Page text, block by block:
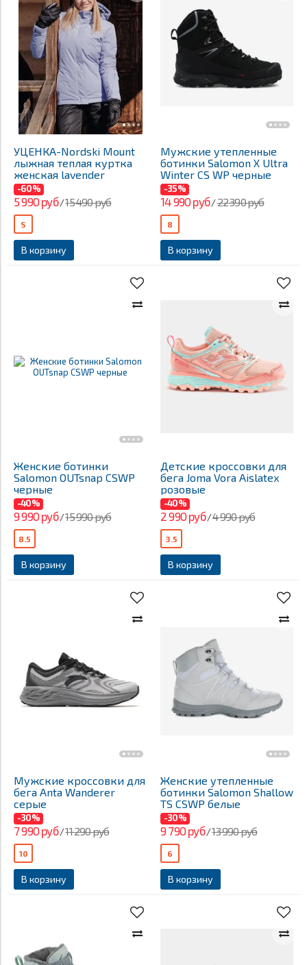
УЦЕНКА-Nordski Mount
лыжная теплая куртка
женская lavender
-60%
5 990 руб/15 490 руб
В корзину
S
Мужские утепленные
ботинки Salomon X Ultra
Winter CS WP черные
-35%
14 990 руб/22 390 руб
В корзину
8
Женские ботинки
Salomon OUTsnap CSWP
черные
-40%
9 990 руб/15 990 руб
В корзину
8.5
Детские кроссовки для
бега Joma Vora Aislatex
розовые
-40%
2 990 руб/4 990 руб
В корзину
3.5
Мужские кроссовки для
бега Anta Wanderer
серые
-30%
7 990 руб/11 290 руб
В корзину
10
Женские утепленные
ботинки Salomon Shallow
TS CSWP белые
-30%
9 790 руб/13 990 руб
В корзину
6